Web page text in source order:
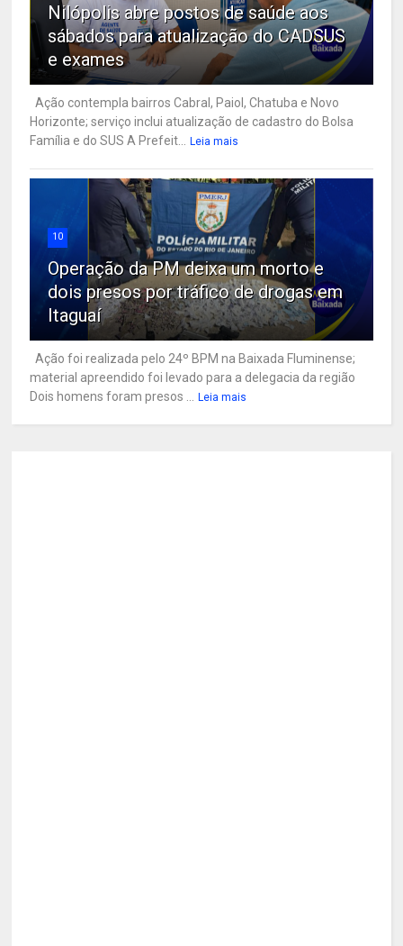
Nilópolis abre postos de saúde aos
sábados para atualização do CADSUS
e exames
Ação contempla bairros Cabral, Paiol, Chatuba e Novo
Horizonte; serviço inclui atualização de cadastro do Bolsa
Família e do SUS A Prefeit...
Leia mais
10
Operação da PM deixa um morto e
dois presos por tráfico de drogas em
Itaguaí
Ação foi realizada pelo 24º BPM na Baixada Fluminense;
material apreendido foi levado para a delegacia da região
Dois homens foram presos ...
Leia mais